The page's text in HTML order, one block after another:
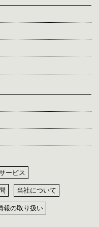
ービス
当社について
報の取り扱い